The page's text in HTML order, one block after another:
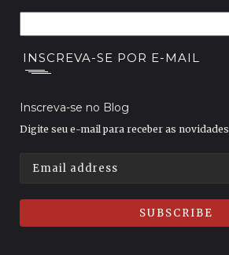
INSCREVA-SE POR E-MAIL
Inscreva-se no Blog
Digite seu e-mail para receber as